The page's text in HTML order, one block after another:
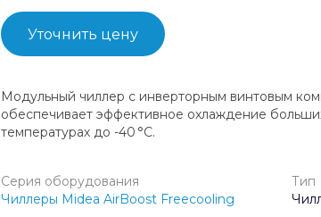
Уточнить цену
Модульный чиллер с инверторным винтовым
обеспечивает эффективное охлаждение
температурах до -40 °C.
Серия оборудования
Чиллеры Midea AirBoost Freecooling
Тип